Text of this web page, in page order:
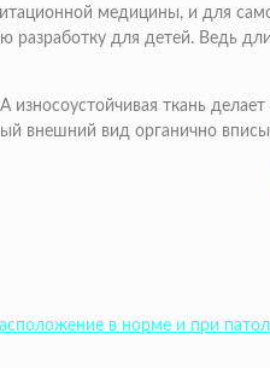
медицины, и для
для детей. Ведь
ткань
внешний вид органично
в норме и при